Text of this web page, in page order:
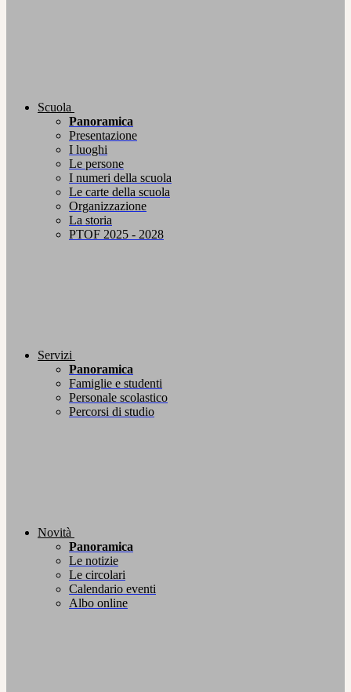
Scuola
Panoramica
Presentazione
I luoghi
Le persone
I numeri della scuola
Le carte della scuola
Organizzazione
La storia
PTOF 2025 - 2028
Servizi
Panoramica
Famiglie e studenti
Personale scolastico
Percorsi di studio
Novità
Panoramica
Le notizie
Le circolari
Calendario eventi
Albo online